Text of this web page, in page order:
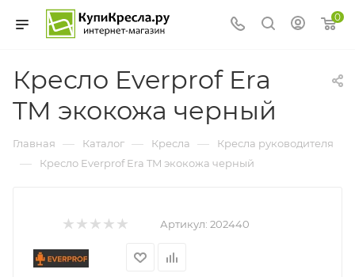
0
Кресло Everprof Era
TM экокожа черный
Главная — Каталог — Кресла — Кресла руководителя
— Кресло Everprof Era TM экокожа черный
Артикул: 202440